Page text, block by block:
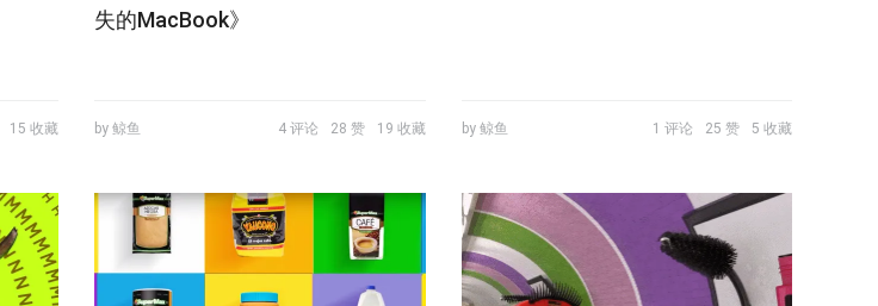
15 收藏
失的MacBook》
by 鲸鱼 4 评论 28 赞 19 收藏 by 鲸鱼 1 评论 25 赞 5 收藏